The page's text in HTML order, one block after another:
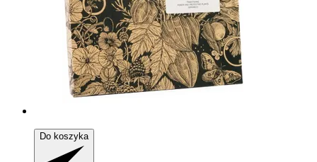
Do koszyka